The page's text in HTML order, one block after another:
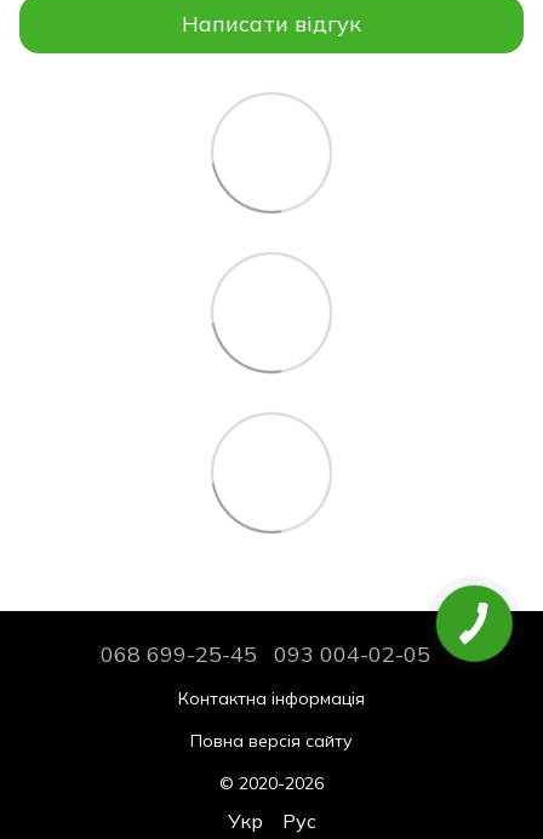
Написати відгук
068 699-25-45 093 004-02-05
Контактна інформація
Повна версія сайту
© 2020-2026
Укр Рус